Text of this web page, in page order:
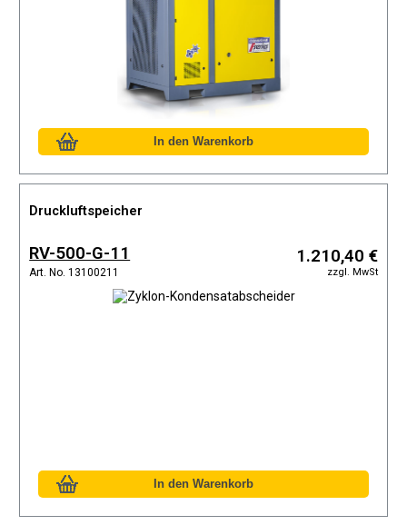
Druckluftspeicher
RV-500-G-11
Art. No. 13100211
1.210,40 €
zzgl. MwSt